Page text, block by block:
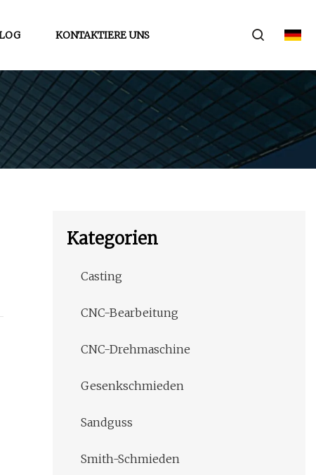
KONTAKTIERE UNS
Kategorien
Casting
CNC-Bearbeitung
CNC-Drehmaschine
Gesenkschmieden
Sandguss
Smith-Schmieden